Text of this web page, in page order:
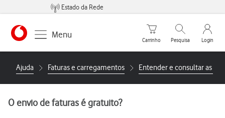
Estado da Rede
https://www.vodafone.pt
Menu
Carrinho de compras
Carrinho
Pesquisar
Pesquisa
My
Login
Ajuda Faturas e carregamentos Entender e consultar as
O envio de faturas é gratuito?